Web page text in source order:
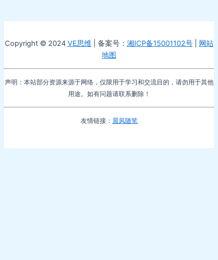
Copyright © 2024 VE思维 | 备案号： 湘ICP备15001102号| 网站
地图
声明：本站部分资源来源于网络，仅限用于学习和交流目的，请勿用于其他
用途。如有问题请联系删除！
友情链接： 晨风随笔